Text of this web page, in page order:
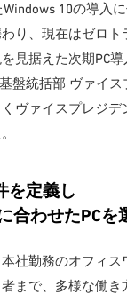
10の導入
り、現在はゼロト
見据えた次期PC
盤統括部 ヴァイ
ヴァイスプレジデ
を定義し
合わせたPCを
社勤務のオフィス
まで、多様な働き